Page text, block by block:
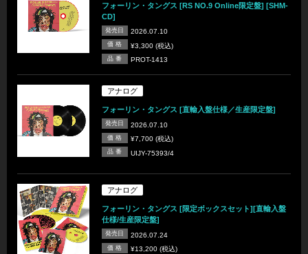
フォーリン・タングス [RS NO.9 Online限定盤] [SHM-
CD]
発売日 2026.07.10
価 格 ¥3,300 (税込)
品 番 PROT-1413
アナログ
フォーリン・タングス [直輸入盤仕様／生産限定盤]
発売日 2026.07.10
価 格 ¥7,700 (税込)
品 番 UIJY-75393/4
アナログ
フォーリン・タングス [限定ボックスセット][直輸入盤
仕様/生産限定盤]
発売日 2026.07.24
価 格 ¥13,200 (税込)